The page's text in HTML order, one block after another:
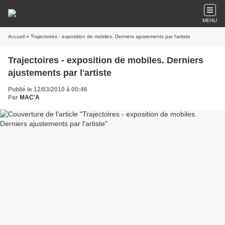
MENU
Accueil » Trajectoires - exposition de mobiles. Derniers ajustements par l'artiste
Trajectoires - exposition de mobiles. Derniers
ajustements par l'artiste
Publié le 12/03/2010 à 00:46
Par MAC'A